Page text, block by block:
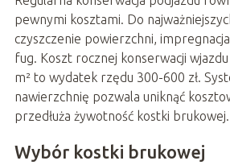
pewnymi kosztami. Do
czyszczenie powierzchni,
fug. Koszt rocznej konserwacji
m² to wydatek rzędu 300-600 zł.
nawierzchnię pozwala uniknąć
przedłuża żywotność kostki brukowej.
Wybór kostki brukowej